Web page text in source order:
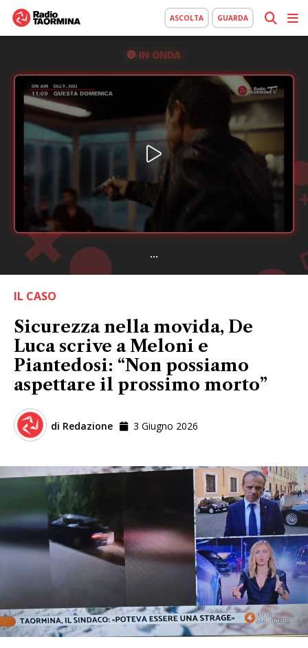
ASCOLTA GUARDA
IN ONDA
...
IL CASO
Sicurezza nella movida, De
Luca scrive a Meloni e
Piantedosi: “Non possiamo
aspettare il prossimo morto”
di Redazione 3 Giugno 2026